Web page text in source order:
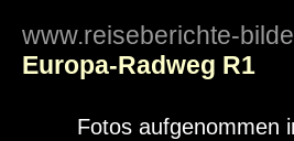
www.reiseberichte-
Europa-Radweg R1
Fotos aufgenommen